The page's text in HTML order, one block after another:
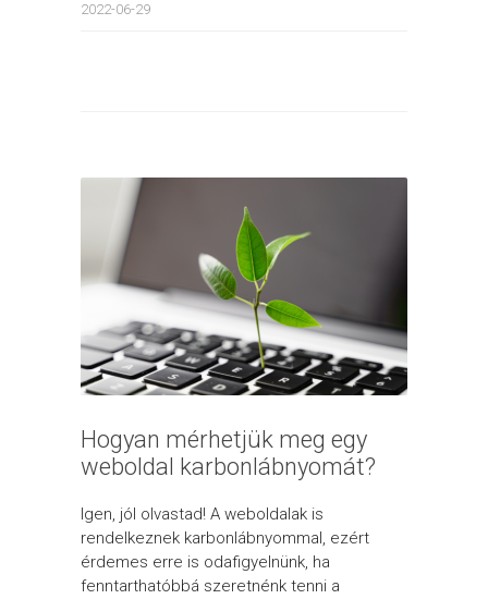
2022-06-29
Hogyan mérhetjük meg egy
weboldal karbonlábnyomát?
Igen, jól olvastad! A weboldalak is
rendelkeznek karbonlábnyommal, ezért
érdemes erre is odafigyelnünk, ha
fenntarthatóbbá szeretnénk tenni a